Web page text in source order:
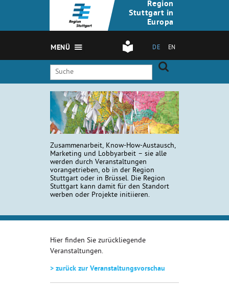
Region
Stuttgart in
Europa
DE EN
MENÜ
Zusammenarbeit, Know-How-Austausch,
Marketing und Lobbyarbeit – sie alle
werden durch Veranstaltungen
vorangetrieben, ob in der Region
Stuttgart oder in Brüssel. Die Region
Stuttgart kann damit für den Standort
werben oder Projekte initiieren.
Hier finden Sie zurückliegende
Veranstaltungen.
> zurück zur Veranstaltungsvorschau